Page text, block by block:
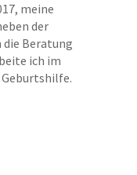
meine
der
Beratung
ich im